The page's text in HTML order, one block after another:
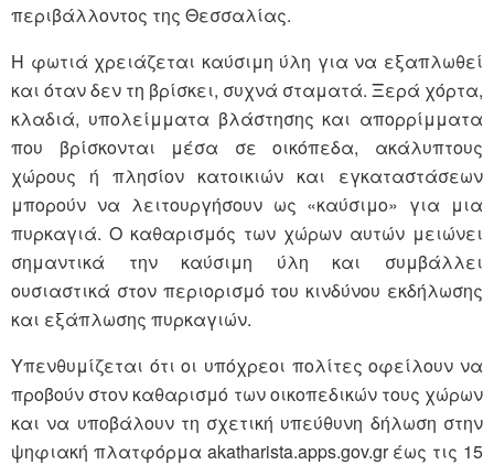
περιβάλλοντος της Θεσσαλίας.
Η φωτιά χρειάζεται καύσιμη ύλη για να εξαπλωθεί
και όταν δεν τη βρίσκει, συχνά σταματά. Ξερά χόρτα,
κλαδιά, υπολείμματα βλάστησης και απορρίμματα
που βρίσκονται μέσα σε οικόπεδα, ακάλυπτους
χώρους ή πλησίον κατοικιών και εγκαταστάσεων
μπορούν να λειτουργήσουν ως «καύσιμο» για μια
πυρκαγιά. Ο καθαρισμός των χώρων αυτών μειώνει
σημαντικά την καύσιμη ύλη και συμβάλλει
ουσιαστικά στον περιορισμό του κινδύνου εκδήλωσης
και εξάπλωσης πυρκαγιών.
Υπενθυμίζεται ότι οι υπόχρεοι πολίτες οφείλουν να
προβούν στον καθαρισμό των οικοπεδικών τους χώρων
και να υποβάλουν τη σχετική υπεύθυνη δήλωση στην
ψηφιακή πλατφόρμα akatharista.apps.gov.gr έως τις 15